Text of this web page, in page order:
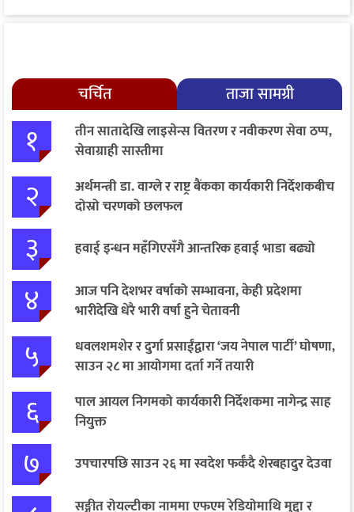
चर्चित ताजा सामग्री
१
तीन सातादेखि लाइसेन्स वितरण र नवीकरण सेवा ठप्प,
सेवाग्राही सास्तीमा
२
अर्थमन्त्री डा. वाग्ले र राष्ट्र बैंकका कार्यकारी निर्देशकबीच
दोस्रो चरणको छलफल
३ हवाई इन्धन महँगिएसँगै आन्तरिक हवाई भाडा बढ्यो
४
आज पनि देशभर वर्षाको सम्भावना, केही प्रदेशमा
भारीदेखि धेरै भारी वर्षा हुने चेतावनी
५
धवलशमशेर र दुर्गा प्रसाईंद्वारा ‘जय नेपाल पार्टी’ घोषणा,
साउन २८ मा आयोगमा दर्ता गर्ने तयारी
६
पाल आयल निगमको कार्यकारी निर्देशकमा नागेन्द्र साह
नियुक्त
७ उपचारपछि साउन २६ मा स्वदेश फर्कँदै शेरबहादुर देउवा
सङ्गीत रोयल्टीका नाममा एफएम रेडियोमाथि मुद्दा र